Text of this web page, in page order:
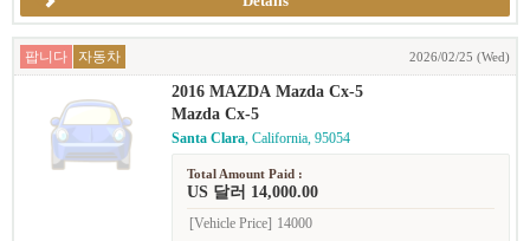
팝니다 자동차 2026/02/25 (Wed)
2016 MAZDA Mazda Cx-5
Mazda Cx-5
Santa Clara, California, 95054
Total Amount Paid :
US 달러 14,000.00
[Vehicle Price] 14000